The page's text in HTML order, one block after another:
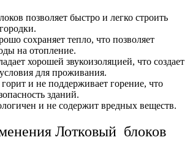
позволяет быстро и легко строить
сохраняет тепло, что позволяет
на отопление.
хорошей звукоизоляцией, что создает
для проживания.
горит и не поддерживает горение, что
зданий.
и не содержит вредных веществ.
Лотковый блоков